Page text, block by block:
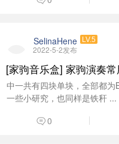
SelinaHene LV.5
2022-5-2发布
[家驹音乐盒] 家驹演奏
中一共有四块单块，全部都
一些小研究，也同样是铁秆 ...
0